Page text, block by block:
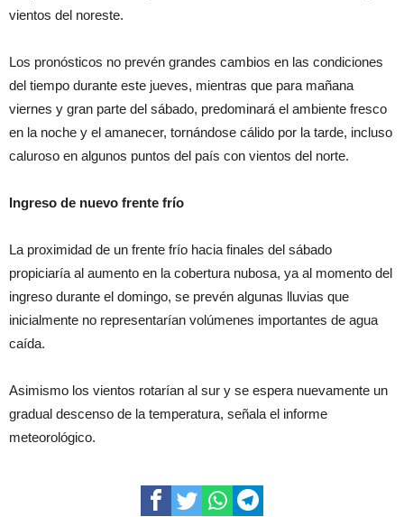
vientos del noreste.
Los pronósticos no prevén grandes cambios en las condiciones
del tiempo durante este jueves, mientras que para mañana
viernes y gran parte del sábado, predominará el ambiente fresco
en la noche y el amanecer, tornándose cálido por la tarde, incluso
caluroso en algunos puntos del país con vientos del norte.
Ingreso de nuevo frente frío
La proximidad de un frente frío hacia finales del sábado
propiciaría al aumento en la cobertura nubosa, ya al momento del
ingreso durante el domingo, se prevén algunas lluvias que
inicialmente no representarían volúmenes importantes de agua
caída.
Asimismo los vientos rotarían al sur y se espera nuevamente un
gradual descenso de la temperatura, señala el informe
meteorológico.